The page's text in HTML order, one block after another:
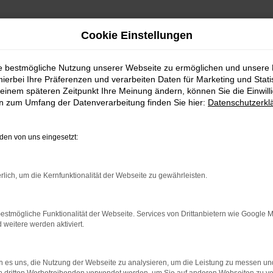
mit
– die VW T-Cross
und haben prompt die sprichwörtliche „Qual der
T-Cross Tageszulassung von einem Neuwagen
niegelnagelneu. Sie genießen somit das Privileg, die
noch einen Schritt weiter und bieten Ihnen noch
Cookie Einstellungen
bestmögliche Nutzung unserer Webseite zu ermöglichen und unsere
Ihre Präferenzen und verarbeiten Daten für Marketing und
späteren Zeitpunkt Ihre Meinung ändern, können Sie die
zum Umfang der Datenverarbeitung finden Sie hier:
von uns eingesetzt:
um die Kernfunktionalität der Webseite zu gewährleisten.
Funktionalität der Webseite. Services von Drittanbietern wie Google
weitere werden aktiviert.
es uns, die Nutzung der Webseite zu analysieren, um die Leistung zu messen